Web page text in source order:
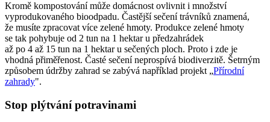
Kromě kompostování může domácnost ovlivnit i množství
vyprodukovaného bioodpadu. Častější sečení trávníků znamená,
že musíte zpracovat více zelené hmoty. Produkce zelené hmoty
se tak pohybuje od 2 tun na 1 hektar u předzahrádek
až po 4 až 15 tun na 1 hektar u sečených ploch. Proto i zde je
vhodná přiměřenost. Časté sečení neprospívá biodiverzitě. Šetrným
způsobem údržby zahrad se zabývá například projekt „Přírodní
zahrady".
Stop plýtvání potravinami